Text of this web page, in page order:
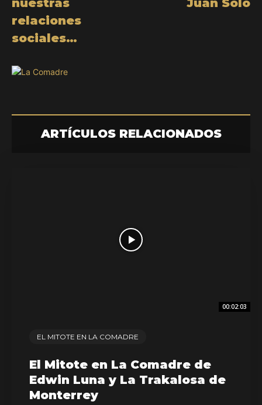
nuestras
relaciones
sociales…
Juan Solo
ARTÍCULOS RELACIONADOS
00:02:03
EL MITOTE EN LA COMADRE
El Mitote en La Comadre de
Edwin Luna y La Trakalosa de
Monterrey